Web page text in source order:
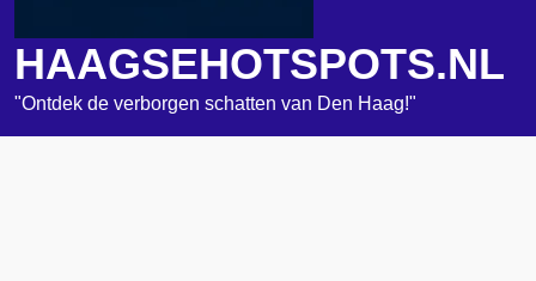
HAAGSEHOTSPOTS.NL
"Ontdek de verborgen schatten van Den Haag!"